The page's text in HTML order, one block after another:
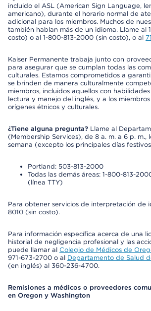
incluido el ASL (American Sign Language,
americano), durante el horario normal de
adicional para los miembros. Muchos de
también hablan más de un idioma. Llame al
costo) o al 1-800-813-2000 (sin costo), o al
Kaiser Permanente trabaja junto con
para asegurar que se cumplan todas las
culturales. Estamos comprometidos a
se brinden de manera culturalmente
miembros, incluidos aquellos con
lectura y manejo del inglés, y a los
orígenes étnicos y culturales.
¿Tiene alguna pregunta? Llame al
(Membership Services), de 8 a. m. a 6 p. m.,
semana (excepto los principales días
Portland: 503-813-2000
Todas las demás áreas: 1-800-813-
(línea TTY)
Para obtener servicios de interpretación de
8010 (sin costo).
Para información específica acerca de una
historial de negligencia profesional y las
puede llamar al Colegio de Médicos de
971-673-2700 o al Departamento de Salud
(en inglés) al 360-236-4700.
Remisiones a médicos o proveedores
en Oregon y Washington